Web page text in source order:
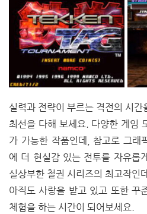
실력과 전략이 부르는 격전의 시간
최선을 다해 보세요. 다양한 게임
가 가능한 작품인데, 참고로 그래
에 더 현실감 있는 전투를 자유롭
실상부한 철권 시리즈의 최고작인
아직도 사랑을 받고 있고 또한 꾸
체험을 하는 시간이 되어보세요.